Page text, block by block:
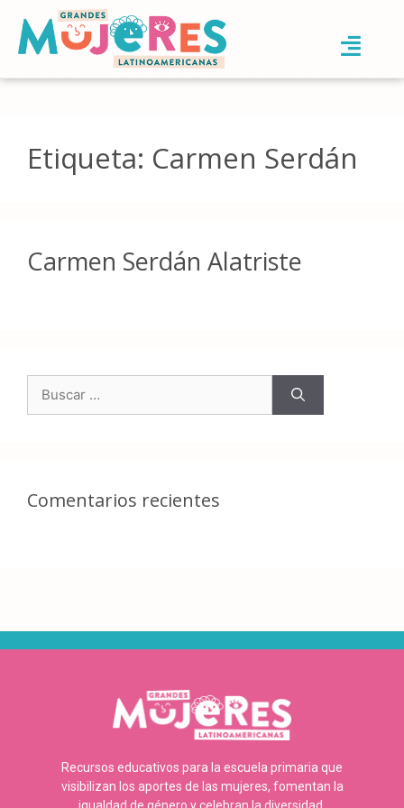
Etiqueta: Carmen Serdán
Carmen Serdán Alatriste
Comentarios recientes
Recursos educativos para la escuela primaria que
visibilizan los aportes de las mujeres, fomentan la
igualdad de género y celebran la diversidad.